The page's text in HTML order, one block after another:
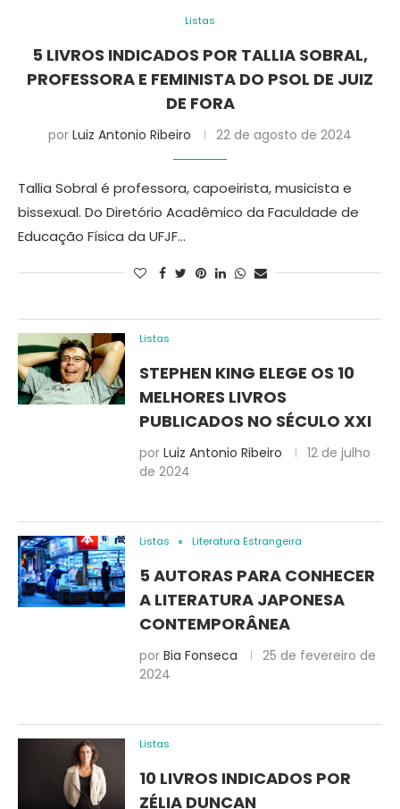
Listas
5 LIVROS INDICADOS POR TALLIA SOBRAL,
PROFESSORA E FEMINISTA DO PSOL DE JUIZ
DE FORA
por Luiz Antonio Ribeiro 22 de agosto de 2024
Tallia Sobral é professora, capoeirista, musicista e
bissexual. Do Diretório Acadêmico da Faculdade de
Educação Física da UFJF…
Listas
STEPHEN KING ELEGE OS 10
MELHORES LIVROS
PUBLICADOS NO SÉCULO XXI
por Luiz Antonio Ribeiro
12 de julho
de 2024
Listas Literatura Estrangeira
5 AUTORAS PARA CONHECER
A LITERATURA JAPONESA
CONTEMPORÂNEA
por Bia Fonseca
25 de fevereiro de
2024
Listas
10 LIVROS INDICADOS POR
ZÉLIA DUNCAN